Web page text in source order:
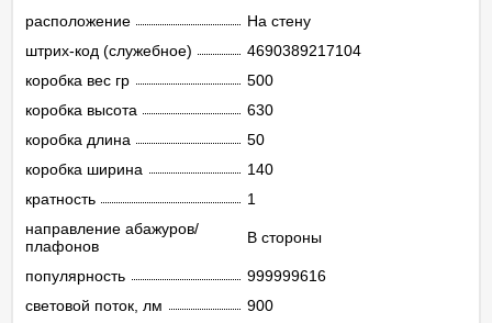
расположение
На стену
штрих-код (служебное)
4690389217104
коробка вес гр
500
коробка высота
630
коробка длина
50
коробка ширина
140
кратность
1
направление абажуров/
плафонов
В стороны
популярность
999999616
световой поток, лм
900